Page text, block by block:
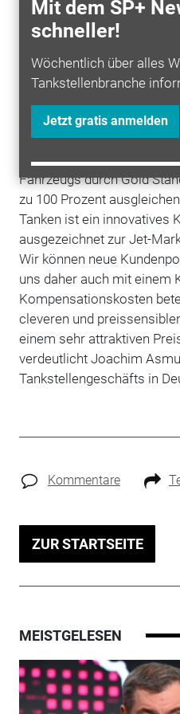
Mit dem SP+
schneller!
Wöchentlich über alles
Tankstellenbranche
Jetzt gratis anmelden
stellt Arktik dem Kunden
einem
Mitgliedsbeitrag in Höhe
Bereitstellung der Arktik-
stockt Jet den Betrag
Cent pro Liter in Form
kann der Kunde den
Fahrzeugs durch Gold
zu 100 Prozent
Tanken ist ein innovatives
ausgezeichnet zur Jet-
Wir können neue
uns daher auch mit einem
Kompensationskosten
cleveren und
einem sehr attraktiven
verdeutlicht Joachim
Tankstellengeschäfts in
Kommentare
ZUR STARTSEITE
MEISTGELESEN